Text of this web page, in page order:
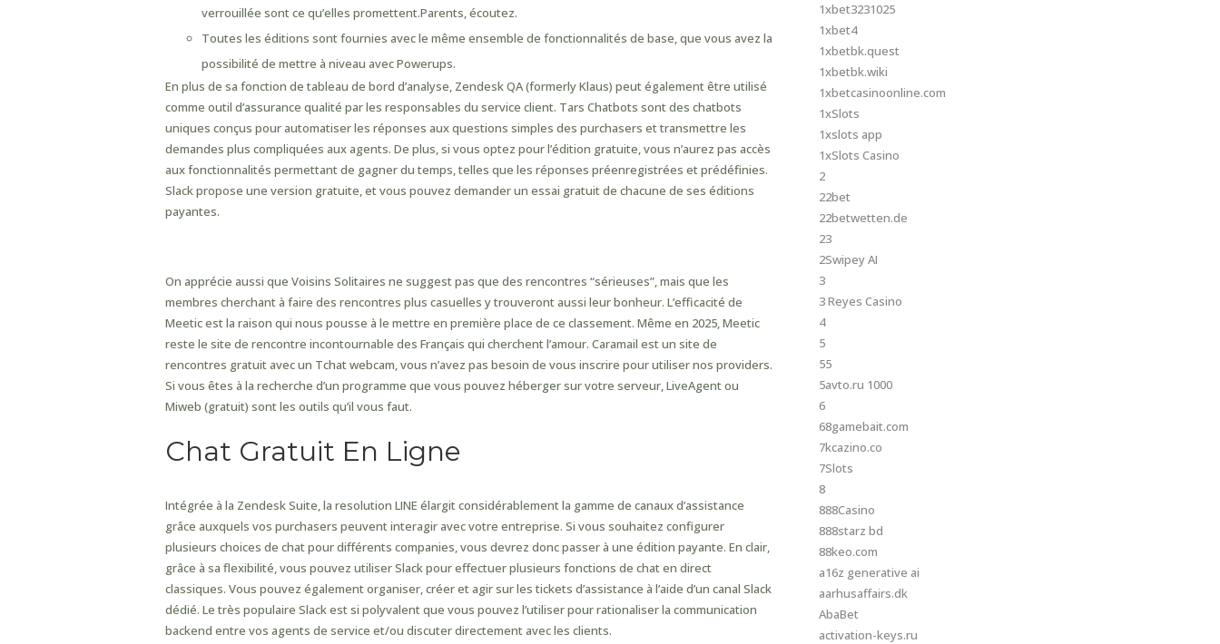
verrouillée sont ce qu’elles promettent.Parents, écoutez.
Toutes les éditions sont fournies avec le même ensemble de fonctionnalités de base, que vous avez la
possibilité de mettre à niveau avec Powerups.
En plus de sa fonction de tableau de bord d’analyse, Zendesk QA (formerly Klaus) peut également être utilisé
comme outil d’assurance qualité par les responsables du service client. Tars Chatbots sont des chatbots
uniques conçus pour automatiser les réponses aux questions simples des purchasers et transmettre les
demandes plus compliquées aux agents. De plus, si vous optez pour l’édition gratuite, vous n’aurez pas accès
aux fonctionnalités permettant de gagner du temps, telles que les réponses préenregistrées et prédéfinies.
Slack propose une version gratuite, et vous pouvez demander un essai gratuit de chacune de ses éditions
payantes.
On apprécie aussi que Voisins Solitaires ne suggest pas que des rencontres “sérieuses”, mais que les
membres cherchant à faire des rencontres plus casuelles y trouveront aussi leur bonheur. L’efficacité de
Meetic est la raison qui nous pousse à le mettre en première place de ce classement. Même en 2025, Meetic
reste le site de rencontre incontournable des Français qui cherchent l’amour. Caramail est un site de
rencontres gratuit avec un Tchat webcam, vous n’avez pas besoin de vous inscrire pour utiliser nos providers.
Si vous êtes à la recherche d’un programme que vous pouvez héberger sur votre serveur, LiveAgent ou
Miweb (gratuit) sont les outils qu’il vous faut.
Chat Gratuit En Ligne
Intégrée à la Zendesk Suite, la resolution LINE élargit considérablement la gamme de canaux d’assistance
grâce auxquels vos purchasers peuvent interagir avec votre entreprise. Si vous souhaitez configurer
plusieurs choices de chat pour différents companies, vous devrez donc passer à une édition payante. En clair,
grâce à sa flexibilité, vous pouvez utiliser Slack pour effectuer plusieurs fonctions de chat en direct
classiques. Vous pouvez également organiser, créer et agir sur les tickets d’assistance à l’aide d’un canal Slack
dédié. Le très populaire Slack est si polyvalent que vous pouvez l’utiliser pour rationaliser la communication
backend entre vos agents de service et/ou discuter directement avec les clients.
1xbet3231025
1xbet4
1xbetbk.quest
1xbetbk.wiki
1xbetcasinoonline.com
1xSlots
1xslots app
1xSlots Casino
2
22bet
22betwetten.de
23
2Swipey AI
3
3 Reyes Casino
4
5
55
5avto.ru 1000
6
68gamebait.com
7kcazino.co
7Slots
8
888Casino
888starz bd
88keo.com
a16z generative ai
aarhusaffairs.dk
AbaBet
activation-keys.ru